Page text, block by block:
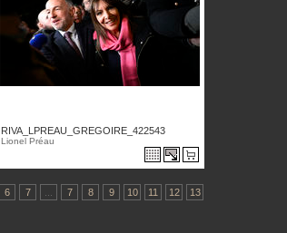
RIVA_LPREAU_GREGOIRE_422543
Lionel Préau
6 7 7 8 9 10 11 12 13